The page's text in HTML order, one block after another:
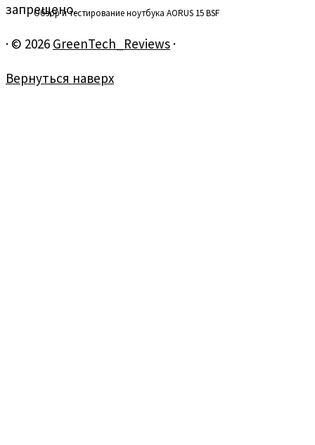
Обзор и тестирование ноутбука AORUS 15 BSF
запрещено.
· © 2026 GreenTech_Reviews ·
Вернуться наверх